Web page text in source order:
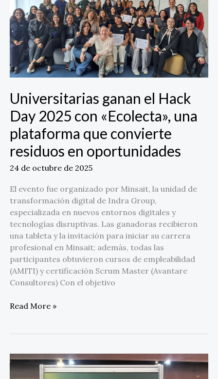
Universitarias ganan el Hack
Day 2025 con «Ecolecta», una
plataforma que convierte
residuos en oportunidades
24 de octubre de 2025
El evento fue organizado por Minsait, la unidad de
transformación digital de Indra Group,
especializada en nuevos entornos digitales y
tecnologías disruptivas. Las ganadoras recibieron
una tableta y la invitación para iniciar su carrera
profesional en Minsait; además, todas las
participantes obtuvieron cursos de empleabilidad
(AMITI) y certificación Scrum Master (Avantare
Consultores) Con el objetivo
Hack
Day
2025
con
«Ecolecta»,
una
plataforma
convierte
residuos
en
oportunidades
Read More »
Comexsoft
impulsa